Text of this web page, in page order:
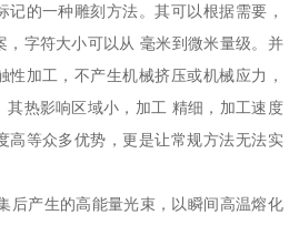
记的一种雕刻方法。其可以根据需要，
，字符大小可以从 毫米到微米量级。并
性加工，不产生机械挤压或机械应力，
其热影响区域小，加工 精细，加工速度
高等众多优势，更是让常规方法无法实
产生的高能量光束，以瞬间高温熔化